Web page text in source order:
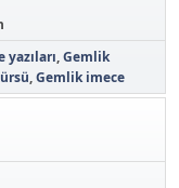
Gemlik
Gemlik imece